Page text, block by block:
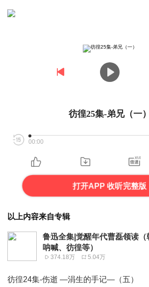
彷徨25集-弟兄（一）
00:00
打开APP 收听完整版
以上内容来自专辑
鲁迅全集|觉醒年代曹磊领读（
呐喊、彷徨等）
374.18万 5.04万
彷徨24集-伤逝 —涓生的手记—（五）